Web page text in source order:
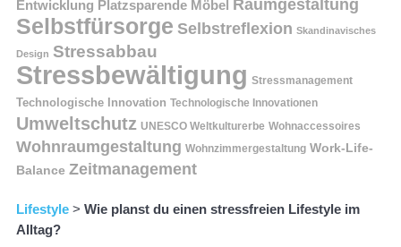
Entwicklung Platzsparende Möbel Raumgestaltung
Selbstfürsorge Selbstreflexion Skandinavisches
Design Stressabbau
Stressbewältigung Stressmanagement
Technologische Innovation Technologische Innovationen
Umweltschutz UNESCO Weltkulturerbe Wohnaccessoires
Wohnraumgestaltung Wohnzimmergestaltung Work-Life-
Balance Zeitmanagement
Lifestyle > Wie planst du einen stressfreien Lifestyle im
Alltag?